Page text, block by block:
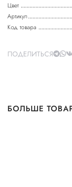
Цвет
Артикул
Код товара
ПОДЕЛИТЬСЯ
БОЛЬШЕ